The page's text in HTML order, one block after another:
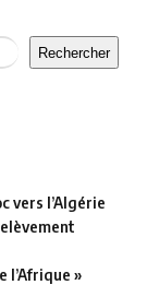
Rechercher
vers l’Algérie
l’Afrique »